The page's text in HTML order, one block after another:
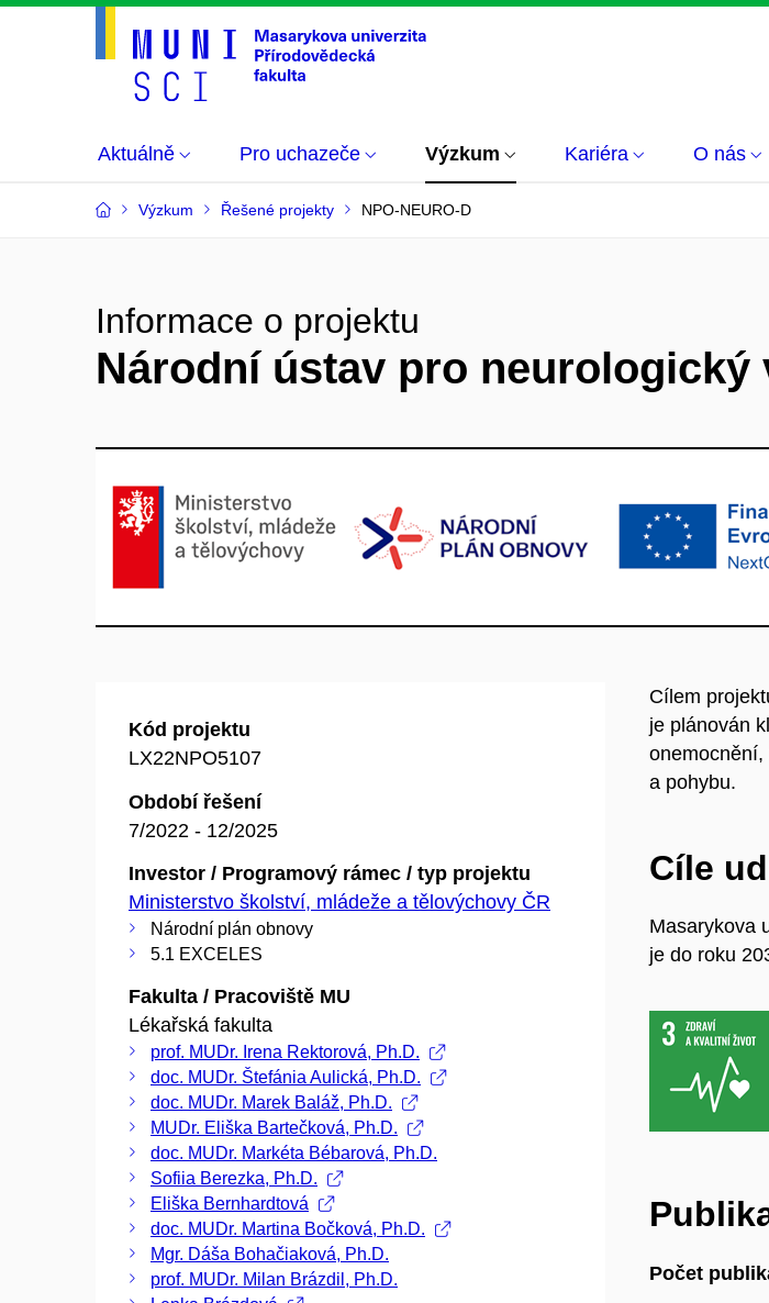
Aktuálně Pro uchazeče Výzkum Kariéra O nás
Výzkum Řešené projekty NPO-NEURO-D
Informace o projektu
Národní ústav pro neurologický
Kód projektu
LX22NPO5107
Období řešení
7/2022 - 12/2025
Investor / Programový rámec / typ projektu
Ministerstvo školství, mládeže a tělovýchovy ČR
Národní plán obnovy
5.1 EXCELES
Fakulta / Pracoviště MU
Lékařská fakulta
prof. MUDr. Irena Rektorová, Ph.D.
doc. MUDr. Štefánia Aulická, Ph.D.
doc. MUDr. Marek Baláž, Ph.D.
MUDr. Eliška Bartečková, Ph.D.
doc. MUDr. Markéta Bébarová, Ph.D.
Sofiia Berezka, Ph.D.
Eliška Bernhardtová
doc. MUDr. Martina Bočková, Ph.D.
Mgr. Dáša Bohačiaková, Ph.D.
prof. MUDr. Milan Brázdil, Ph.D.
Cílem
je plánován
onemocnění,
a pohybu.
Cíle
Masarykova
je do roku
Počet